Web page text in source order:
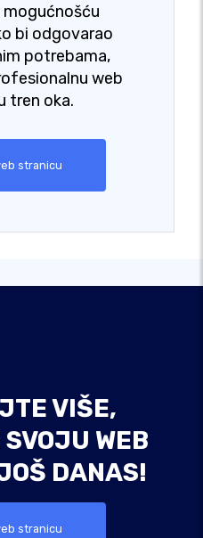
mogućnošću
bi odgovarao
potrebama,
web
tren oka.
stranicu
VIŠE,
WEB
DANAS!
stranicu